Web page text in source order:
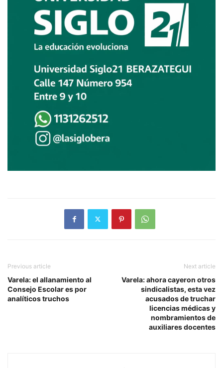
Previous article
Varela: el allanamiento al
Consejo Escolar es por
analíticos truchos
Next article
Varela: ahora cayeron otros
sindicalistas, esta vez
acusados de truchar
licencias médicas y
nombramientos de
auxiliares docentes